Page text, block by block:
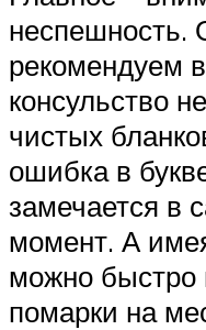
неспешность.
рекомендуем
консульство
чистых
ошибка в
замечается в
момент. А
можно быстро
помарки на